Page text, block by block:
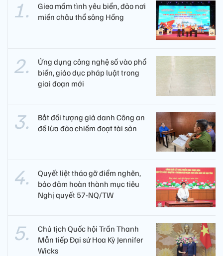
Gieo mầm tình yêu biển, đảo nơi
miền châu thổ sông Hồng
Ứng dụng công nghệ số vào phổ
biến, giáo dục pháp luật trong
giai đoạn mới
Bắt đối tượng giả danh Công an
để lừa đảo chiếm đoạt tài sản
Quyết liệt tháo gỡ điểm nghẽn,
bảo đảm hoàn thành mục tiêu
Nghị quyết 57-NQ/TW
Chủ tịch Quốc hội Trần Thanh
Mẫn tiếp Đại sứ Hoa Kỳ Jennifer
Wicks